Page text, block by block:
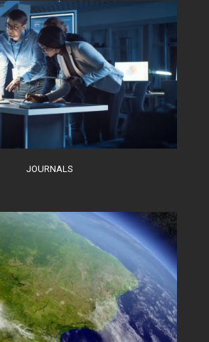
JOURNALS